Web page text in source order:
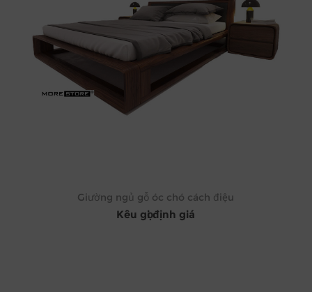
Giường ngủ gỗ óc chó cách điệu
Kêu gọi định giá